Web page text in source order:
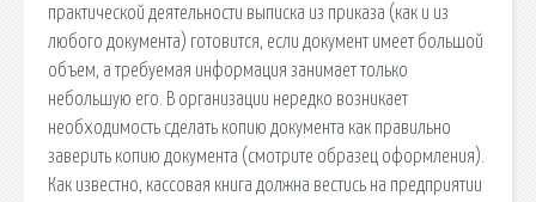
практической деятельности выписка из приказа (как и из
любого документа) готовится, если документ имеет большой
объем, а требуемая информация занимает только
небольшую его. В организации нередко возникает
необходимость сделать копию документа как правильно
заверить копию документа (смотрите образец оформления).
Как известно, кассовая книга должна вестись на предприятии